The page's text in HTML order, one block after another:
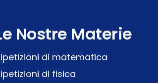
Nostre Materie
di matematica
di fisica